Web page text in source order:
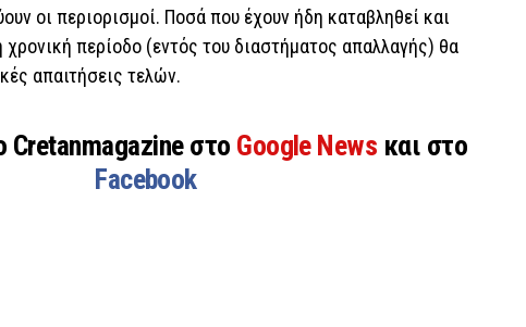
οι περιορισμοί. Ποσά που έχουν ήδη καταβληθεί και
περίοδο (εντός του διαστήματος απαλλαγής) θα
απαιτήσεις τελών.
στο Google News και στο
Facebook